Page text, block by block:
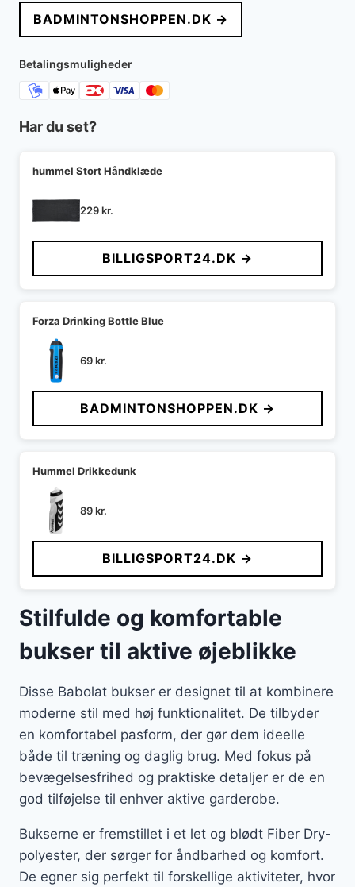
BADMINTONSHOPPEN.DK →
Betalingsmuligheder
Har du set?
hummel Stort Håndklæde
229kr.
BILLIGSPORT24.DK →
Forza Drinking Bottle Blue
69kr.
BADMINTONSHOPPEN.DK →
Hummel Drikkedunk
89kr.
BILLIGSPORT24.DK →
Stilfulde og komfortable
bukser til aktive øjeblikke
Disse Babolat bukser er designet til at kombinere
moderne stil med høj funktionalitet. De tilbyder
en komfortabel pasform, der gør dem ideelle
både til træning og daglig brug. Med fokus på
bevægelsesfrihed og praktiske detaljer er de en
god tilføjelse til enhver aktive garderobe.
Bukserne er fremstillet i et let og blødt Fiber Dry-
polyester, der sørger for åndbarhed og komfort.
De egner sig perfekt til forskellige aktiviteter, hvor